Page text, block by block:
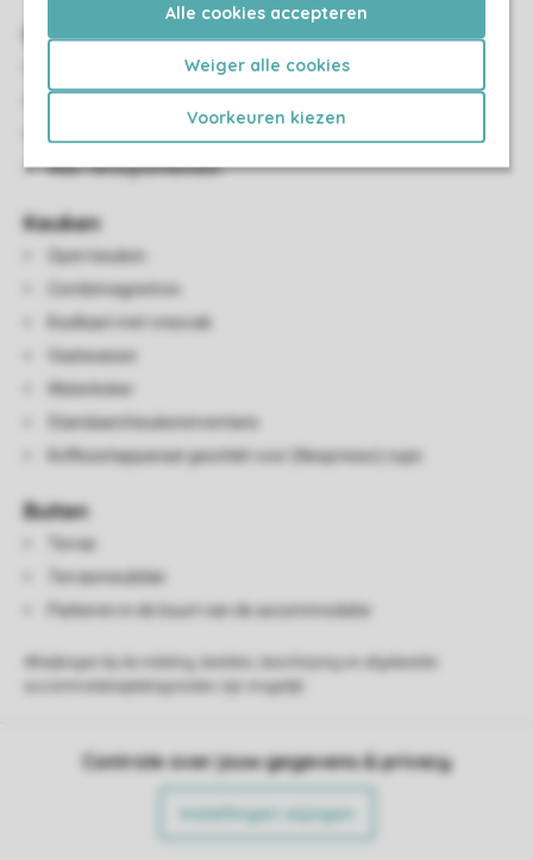
Alle cookies accepteren
Weiger alle cookies
Voorkeuren kiezen
Sanitair
Badkamer en suite met douchecabine, wastafel en toilet
Badkamer met douchecabine en wastafel
Was-/droogcombinatie
Keuken
Open keuken
Combimagnetron
Koelkast met vriesvak
Vaatwasser
Waterkoker
Standaard keukeninventaris
Koffiezetapparaat geschikt voor (Nespresso) cups
Buiten
Terras
Terrasmeubilair
Parkeren in de buurt van de accommodatie
Controle over jouw gegevens & privacy
Instellingen wijzigen